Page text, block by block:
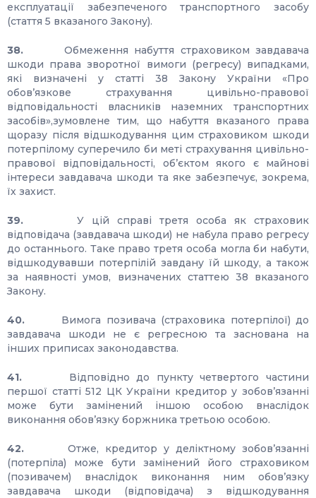
експлуатації забезпеченого транспортного засобу
(стаття 5 вказаного Закону).
38.Обмеження набуття страховиком завдавача
шкоди права зворотної вимоги (регресу) випадками,
які визначені у статті 38 Закону України «Про
обов’язкове страхування цивільно-правової
відповідальності власників наземних транспортних
засобів»,зумовлене тим, що набуття вказаного права
щоразу після відшкодування цим страховиком шкоди
потерпілому суперечило би меті страхування цивільно-
правової відповідальності, об’єктом якого є майнові
інтереси завдавача шкоди та яке забезпечує, зокрема,
їх захист.
39.У цій справі третя особа як страховик
відповідача (завдавача шкоди) не набула право регресу
до останнього. Таке право третя особа могла би набути,
відшкодувавши потерпілій завдану їй шкоду, а також
за наявності умов, визначених статтею 38 вказаного
Закону.
40. Вимога позивача (страховика потерпілої) до
завдавача шкоди не є регресною та заснована на
інших приписах законодавства.
41. Відповідно до пункту четвертого частини
першої статті 512 ЦК України кредитор у зобов’язанні
може бути замінений іншою особою внаслідок
виконання обов’язку боржника третьою особою.
42.Отже, кредитор у деліктному зобов’язанні
(потерпіла) може бути замінений його страховиком
(позивачем) внаслідок виконання ним обов’язку
завдавача шкоди (відповідача) з відшкодування